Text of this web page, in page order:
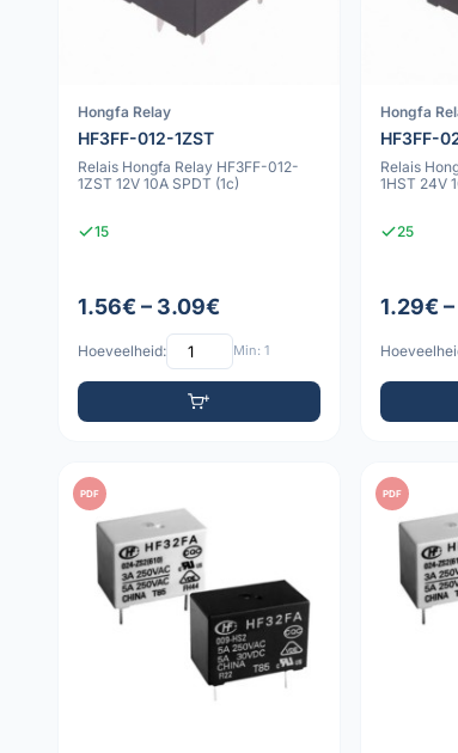
Hongfa Relay
HF3FF-012-1ZST
Relais Hongfa Relay HF3FF-012-
1ZST 12V 10A SPDT (1c)
15
1.56€ – 3.09€
Hoeveelheid: Min: 1
Hongfa
HF3FF-
Relais
1HST 24V
25
1.29€
PDF PDF